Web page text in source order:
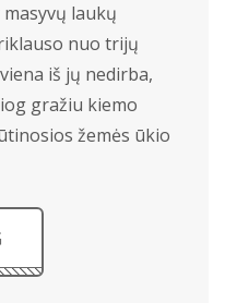
laukų
nuo trijų
iš jų nedirba,
gražiu kiemo
žemės ūkio